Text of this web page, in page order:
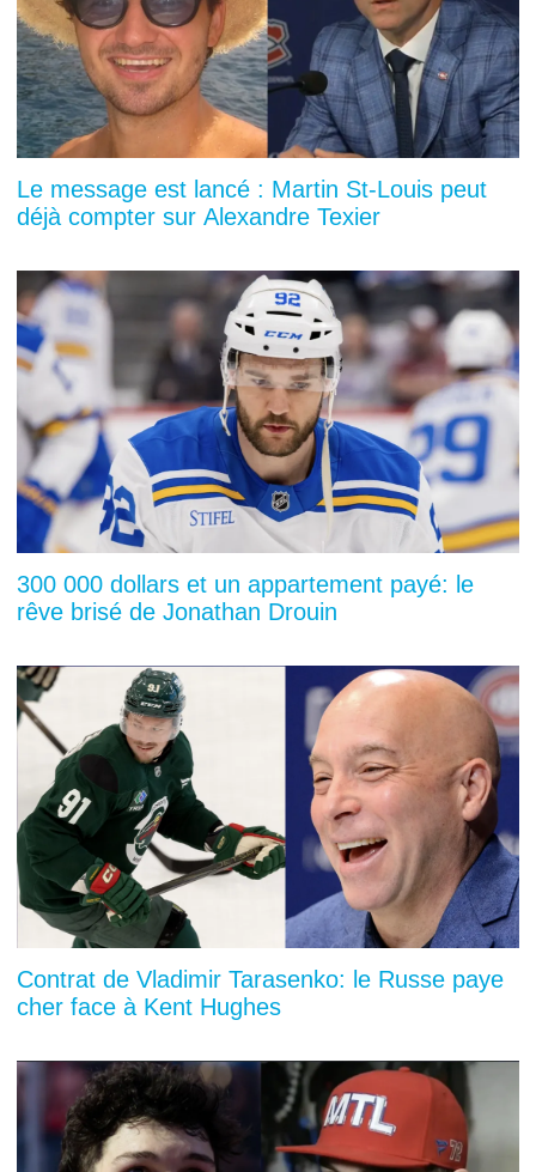
Le message est lancé : Martin St-Louis peut
déjà compter sur Alexandre Texier
300 000 dollars et un appartement payé: le
rêve brisé de Jonathan Drouin
Contrat de Vladimir Tarasenko: le Russe paye
cher face à Kent Hughes